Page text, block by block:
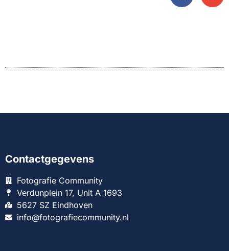
Contactgegevens
Fotografie Community
Verdunplein 17, Unit A 1693
5627 SZ Eindhoven
info@fotografiecommunity.nl